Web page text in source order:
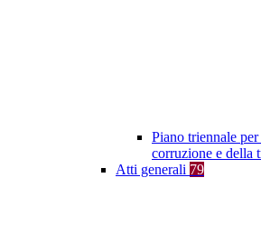
Piano triennale
corruzione e della
Atti generali 79